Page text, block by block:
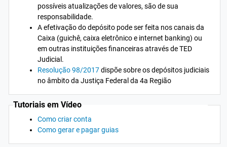
possíveis atualizações de valores, são de sua
responsabilidade.
A efetivação do depósito pode ser feita nos canais da
Caixa (guichê, caixa eletrônico e internet banking) ou
em outras instituições financeiras através de TED
Judicial.
Resolução 98/2017dispõe sobre os depósitos judiciais
no âmbito da Justiça Federal da 4a Região
Tutoriais em Vídeo
Como criar conta
Como gerar e pagar guias